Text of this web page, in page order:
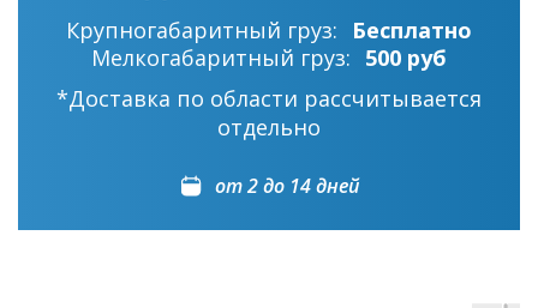
Крупногабаритный груз:
Бесплатно
Мелкогабаритный груз: 500 руб
*Доставка по области рассчитывается
отдельно
от 2 до 14 дней